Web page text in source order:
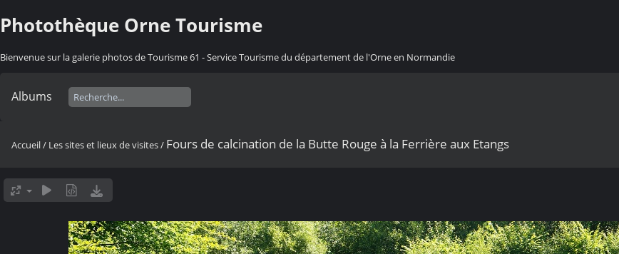
Photothèque Orne Tourisme
Bienvenue sur la galerie photos de Tourisme 61 - Service Tourisme du département de l'Orne en Normandie
Albums
Accueil/ Les sites et lieux de visites/ Fours de calcination de la Butte Rouge à la Ferrière aux Etangs